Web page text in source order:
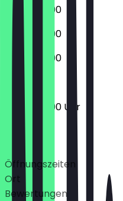
07:30 - 21:00
07:30 - 21:00
07:30 - 21:00
07:30 - 21:00 Uhr
Deals
Öffnungszeiten
Ort
Bewertungen